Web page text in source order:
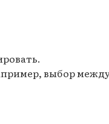
выбор